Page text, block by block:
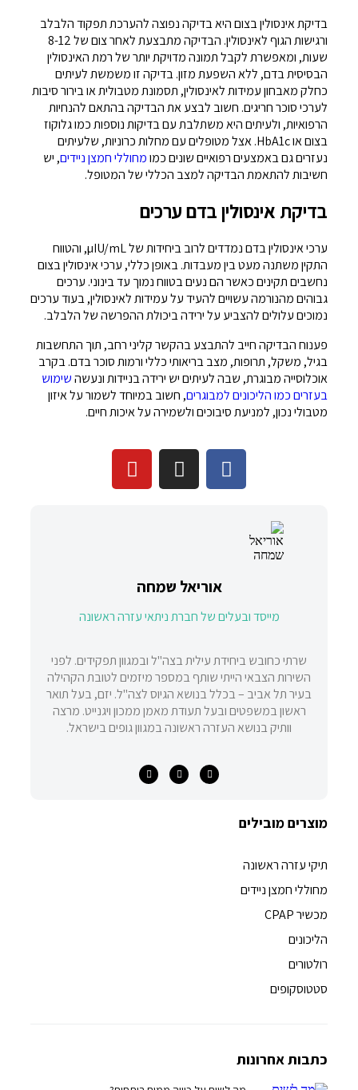
בדיקת אינסולין בצום היא בדיקה נפוצה להערכת תפקוד הלבלב
ורגישות הגוף לאינסולין. הבדיקה מתבצעת לאחר צום של 8-12
שעות, ומאפשרת לקבל תמונה מדויקת יותר של רמת האינסולין
הבסיסית בדם, ללא השפעת מזון. בדיקה זו משמשת לעיתים
כחלק מאבחון עמידות לאינסולין, תסמונת מטבולית או בירור סיבות
לערכי סוכר חריגים. חשוב לבצע את הבדיקה בהתאם להנחיות
הרפואיות, ולעיתים היא משתלבת עם בדיקות נוספות כמו גלוקוז
בצום או HbA1c. אצל מטופלים עם מחלות כרוניות, שלעיתים
נעזרים גם באמצעים רפואיים שונים כמומחוללי חמצן ניידים, יש
חשיבות להתאמת הבדיקה למצב הכללי של המטופל.
בדיקת אינסולין בדם ערכים
ערכי אינסולין בדם נמדדים לרוב ביחידות של µIU/mL, והטווח
התקין משתנה מעט בין מעבדות. באופן כללי, ערכי אינסולין בצום
נחשבים תקינים כאשר הם נעים בטווח נמוך עד בינוני. ערכים
גבוהים מהנורמה עשויים להעיד על עמידות לאינסולין, בעוד ערכים
נמוכים עלולים להצביע על ירידה ביכולת ההפרשה של הלבלב.
פענוח הבדיקה חייב להתבצע בהקשר קליני רחב, תוך התחשבות
בגיל, משקל, תרופות, מצב בריאותי כללי ורמות סוכר בדם. בקרב
אוכלוסייה מבוגרת, שבה לעיתים יש ירידה בניידות ונעשהשימוש
בעזרים כמו הליכונים למבוגרים, חשוב במיוחד לשמור על איזון
מטבולי נכון, למניעת סיבוכים ולשמירה על איכות חיים.
אוריאל שמחה
מייסד ובעלים של חברת ניתאי עזרה ראשונה
שרתי כחובש ביחידת עילית בצה"ל ובמגוון תפקידים. לפני
השירות הצבאי הייתי שותף במספר מיזמים לטובת הקהילה
בעיר תל אביב – בכלל בנושא הגיוס לצה"ל. יזם, בעל תואר
ראשון במשפטים ובעל תעודת מאמן ממכון ויגנייט. מרצה
וותיק בנושא העזרה ראשונה במגוון גופים בישראל.
מוצרים מובילים
תיקי עזרה ראשונה
מחוללי חמצן ניידים
מכשיר CPAP
הליכונים
רולטורים
סטטוסקופים
כתבות אחרונות